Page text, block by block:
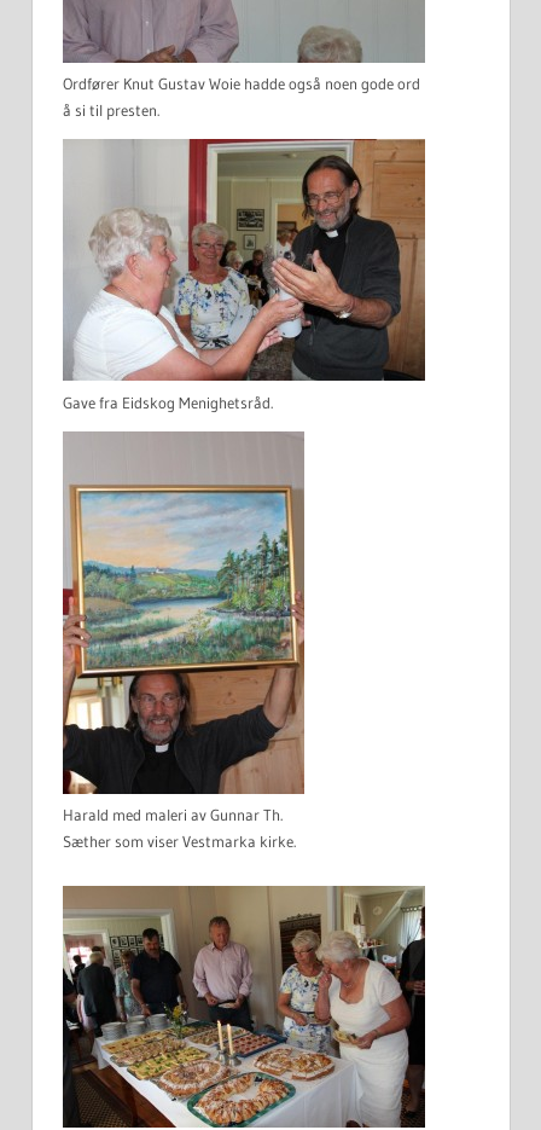
Ordfører Knut Gustav Woie hadde også noen gode ord
å si til presten.
Gave fra Eidskog Menighetsråd.
Harald med maleri av Gunnar Th.
Sæther som viser Vestmarka kirke.